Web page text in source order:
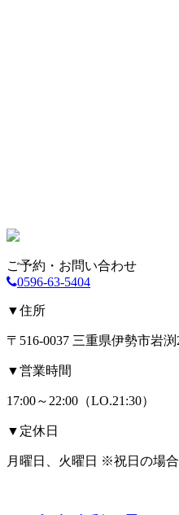
ご予約・お問い合わせ
0596-63-5404
▼住所
〒516-0037 三重県伊勢市岩渕
▼営業時間
17:00～22:00（LO.21:30）
▼定休日
月曜日、火曜日 ※祝日の場